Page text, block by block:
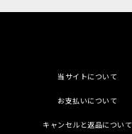
当サイトについて
お支払いについて
キャンセルと返品について